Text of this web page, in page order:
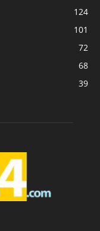
124
101
72
68
39